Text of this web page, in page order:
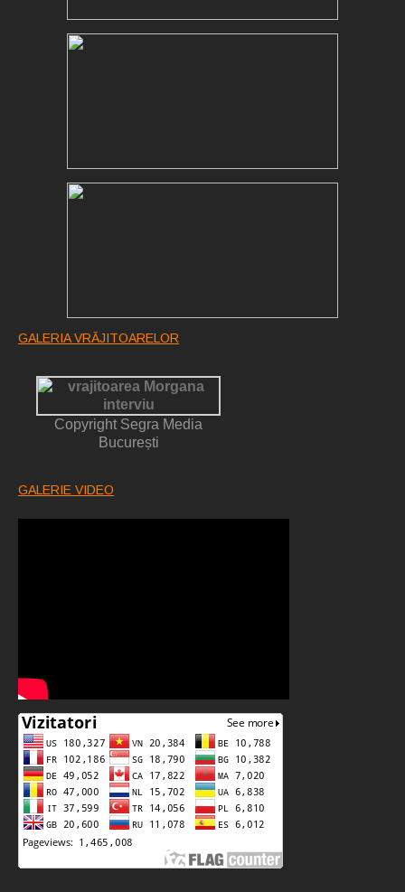
GALERIA VRĂJITOARELOR
Copyright Segra Media
București
GALERIE VIDEO